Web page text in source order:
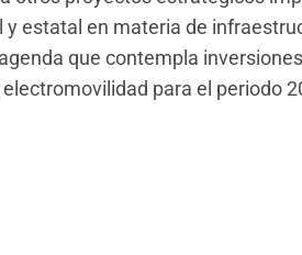
estatal en materia de
que contempla
para el periodo